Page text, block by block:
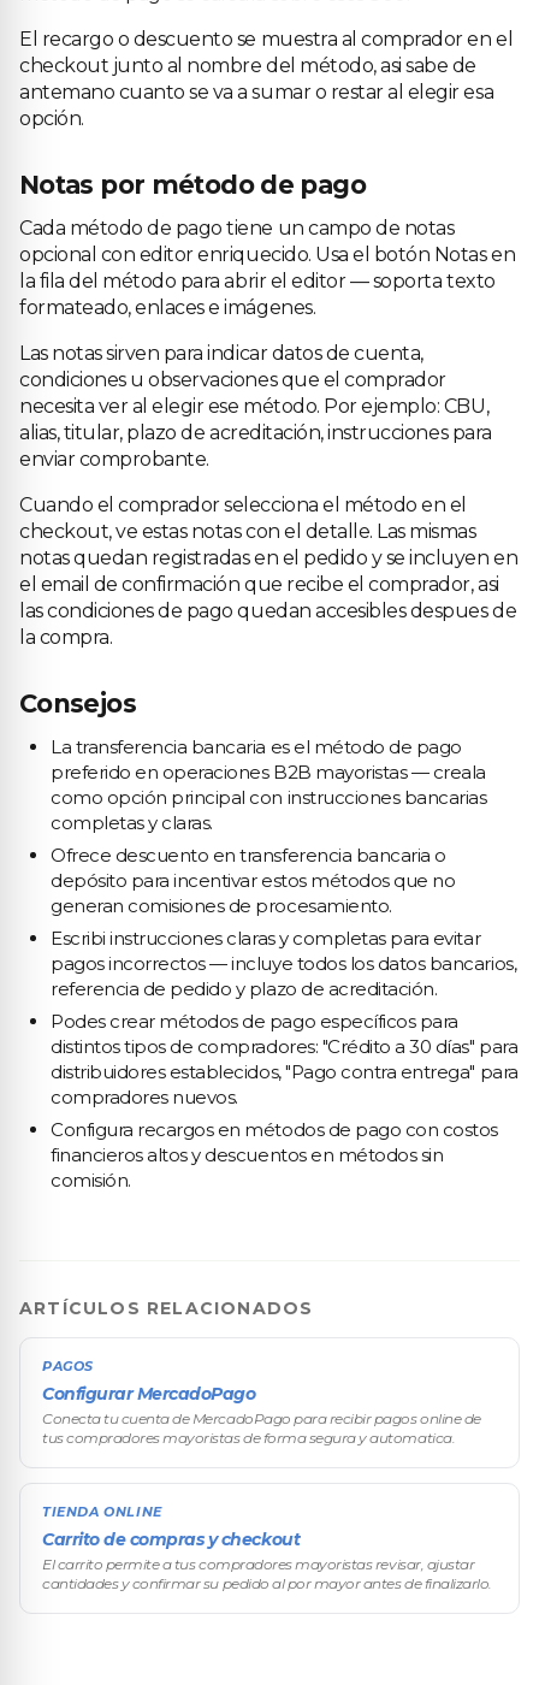
El recargo o descuento se muestra al comprador en el
checkout junto al nombre del método, asi sabe de
antemano cuanto se va a sumar o restar al elegir esa
opción.
Notas por método de pago
Cada método de pago tiene un campo de notas
opcional con editor enriquecido. Usa el botón Notas en
la fila del método para abrir el editor — soporta texto
formateado, enlaces e imágenes.
Las notas sirven para indicar datos de cuenta,
condiciones u observaciones que el comprador
necesita ver al elegir ese método. Por ejemplo: CBU,
alias, titular, plazo de acreditación, instrucciones para
enviar comprobante.
Cuando el comprador selecciona el método en el
checkout, ve estas notas con el detalle. Las mismas
notas quedan registradas en el pedido y se incluyen en
el email de confirmación que recibe el comprador, asi
las condiciones de pago quedan accesibles despues de
la compra.
Consejos
La transferencia bancaria es el método de pago
preferido en operaciones B2B mayoristas — creala
como opción principal con instrucciones bancarias
completas y claras.
Ofrece descuento en transferencia bancaria o
depósito para incentivar estos métodos que no
generan comisiones de procesamiento.
Escribi instrucciones claras y completas para evitar
pagos incorrectos — incluye todos los datos bancarios,
referencia de pedido y plazo de acreditación.
Podes crear métodos de pago específicos para
distintos tipos de compradores: "Crédito a 30 días" para
distribuidores establecidos, "Pago contra entrega" para
compradores nuevos.
Configura recargos en métodos de pago con costos
financieros altos y descuentos en métodos sin
comisión.
ARTÍCULOS RELACIONADOS
PAGOS
Configurar MercadoPago
Conecta tu cuenta de MercadoPago para recibir pagos online de
tus compradores mayoristas de forma segura y automatica.
TIENDA ONLINE
Carrito de compras y checkout
El carrito permite a tus compradores mayoristas revisar, ajustar
cantidades y confirmar su pedido al por mayor antes de finalizarlo.